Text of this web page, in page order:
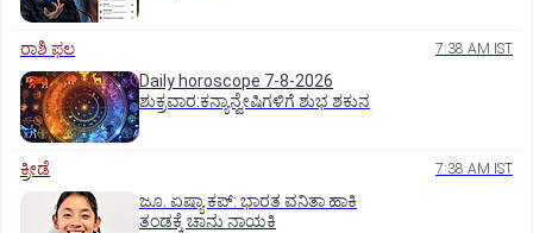
ರಾಶಿ ಫಲ 7:38 AM IST
Daily horoscope 7-8-2026
ಶುಕ್ರವಾರ:ಕನ್ಯಾನ್ವೇಷಿಗಳಿಗೆ ಶುಭ ಶಕುನ
ಕ್ರೀಡೆ 7:38 AM IST
ಜೂ. ಏಷ್ಯಾ ಕಪ್‌: ಭಾರತ ವನಿತಾ ಹಾಕಿ
ತಂಡಕ್ಕೆ ಚಾನು ನಾಯಕಿ